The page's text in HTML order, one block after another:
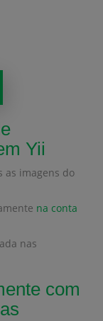
Yii
as imagens do
na conta
nas
com